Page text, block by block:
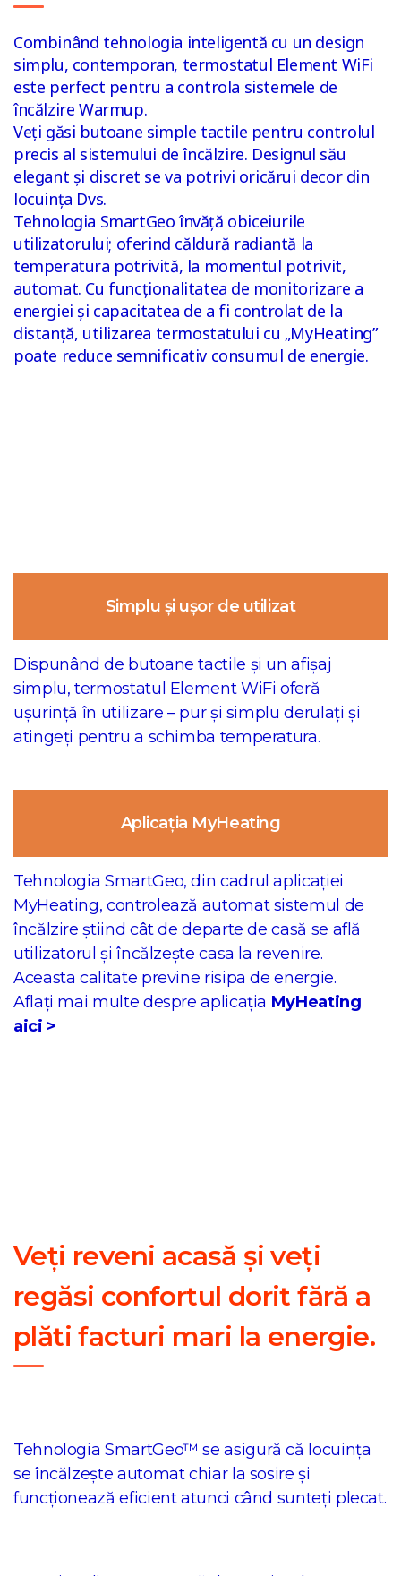
Combinând tehnologia inteligentă cu un design
simplu, contemporan, termostatul Element WiFi
este perfect pentru a controla sistemele de
încălzire Warmup.
Veți găsi butoane simple tactile pentru controlul
precis al sistemului de încălzire. Designul său
elegant și discret se va potrivi oricărui decor din
locuința Dvs.
Tehnologia SmartGeo învăță obiceiurile
utilizatorului; oferind căldură radiantă la
temperatura potrivită, la momentul potrivit,
automat. Cu funcționalitatea de monitorizare a
energiei și capacitatea de a fi controlat de la
distanță, utilizarea termostatului cu „MyHeating”
poate reduce semnificativ consumul de energie.
Aplicația MyHeating
Tehnologia SmartGeo, din cadrul aplicației
MyHeating, controlează automat sistemul de
încălzire știind cât de departe de casă se află
utilizatorul și încălzește casa la revenire.
Aceasta calitate previne risipa de energie.
Aflați mai multe despre aplicația MyHeating
aici >
Simplu și ușor de utilizat
Dispunând de butoane tactile și un afișaj
simplu, termostatul Element WiFi oferă
ușurință în utilizare – pur și simplu derulați și
atingeți pentru a schimba temperatura.
Veți reveni acasă și veți
regăsi confortul dorit fără a
plăti facturi mari la energie.
Tehnologia SmartGeo™ se asigură că locuința
se încălzește automat chiar la sosire și
funcționează eficient atunci când sunteți plecat.